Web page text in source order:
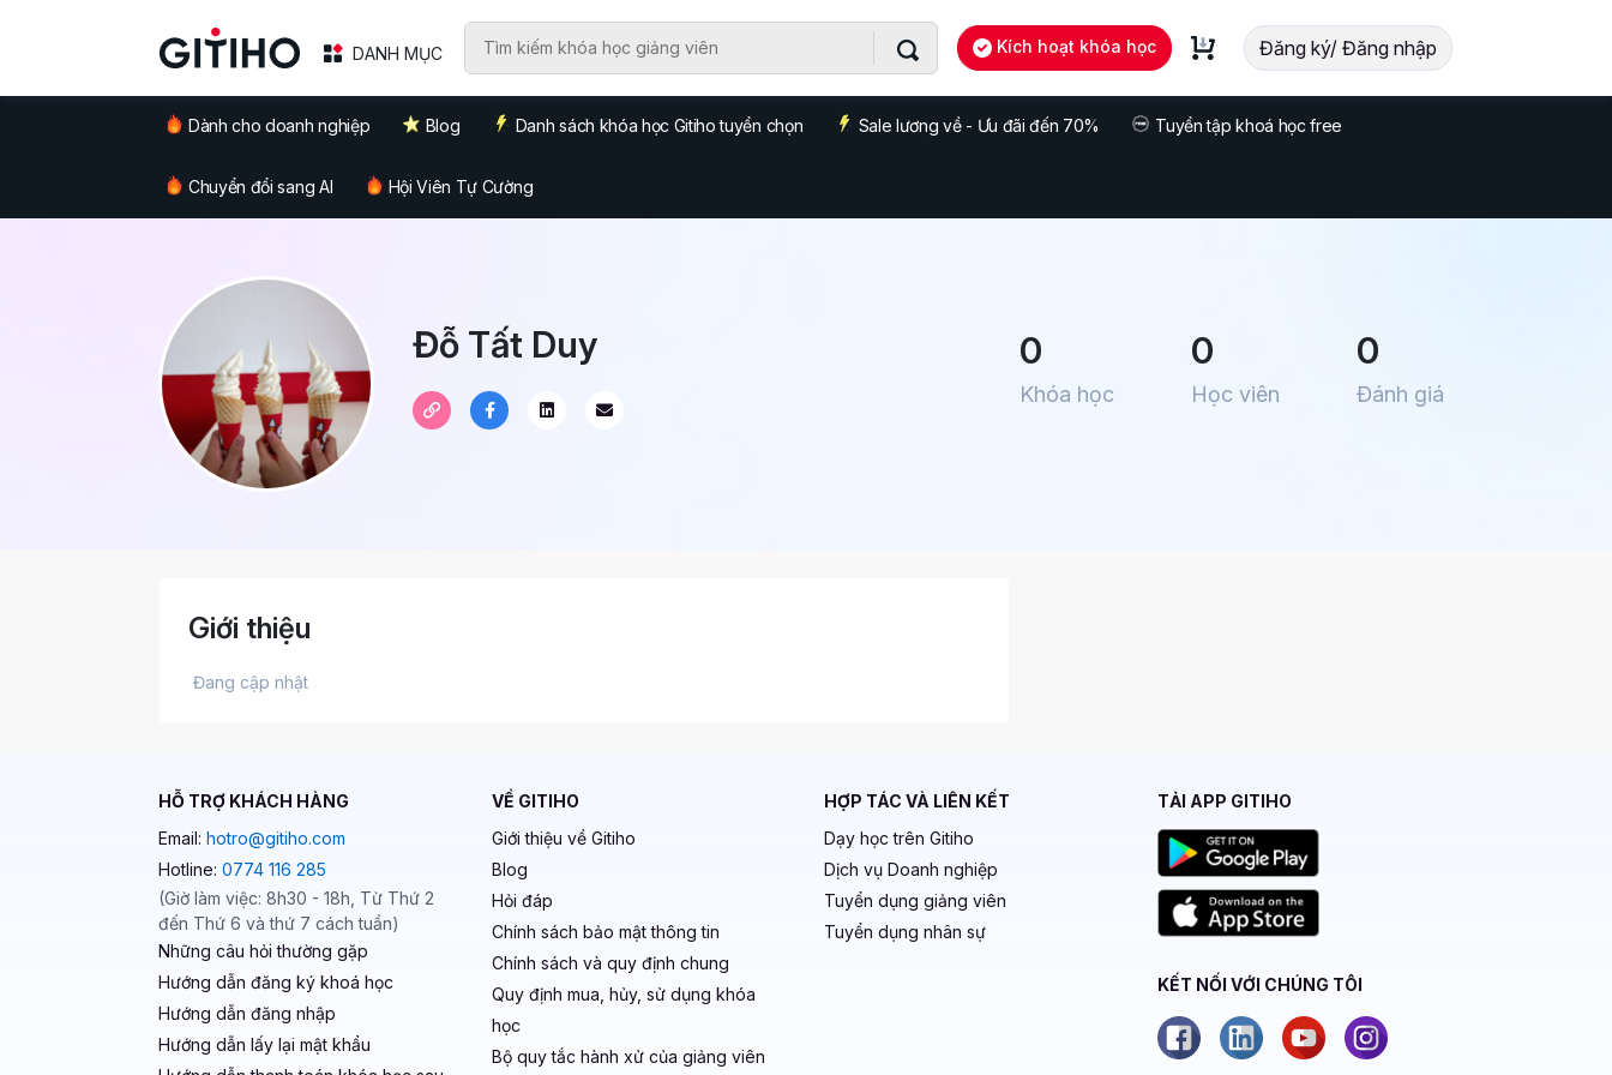
DANH MỤC Kích hoạt khóa học Đăng ký/ Đăng nhập
Dành cho doanh nghiệp Blog Danh sách khóa học Gitiho tuyển chọn Sale lương về - Ưu đãi đến 70% Tuyển tập khoá học free
Chuyển đổi sang AI Hội Viên Tự Cường
Đỗ Tất Duy 0
Khóa học
0
Học viên
0
Đánh giá
Giới thiệu
Đang cập nhật
HỖ TRỢ KHÁCH HÀNG
Email: hotro@gitiho.com
Hotline: 0774 116 285
(Giờ làm việc: 8h30 - 18h, Từ Thứ 2
đến Thứ 6 và thứ 7 cách tuần)
Những câu hỏi thường gặp
Hướng dẫn đăng ký khoá học
Hướng dẫn đăng nhập
Hướng dẫn lấy lại mật khẩu
VỀ GITIHO
Giới thiệu về Gitiho
Blog
Hỏi đáp
Chính sách bảo mật thông tin
Chính sách và quy định chung
Quy định mua, hủy, sử dụng khóa
học
Bộ quy tắc hành xử của giảng viên
HỢP TÁC VÀ LIÊN KẾT
Dạy học trên Gitiho
Dịch vụ Doanh nghiệp
Tuyển dụng giảng viên
Tuyển dụng nhân sự
TẢI APP GITIHO
KẾT NỐI VỚI CHÚNG TÔI